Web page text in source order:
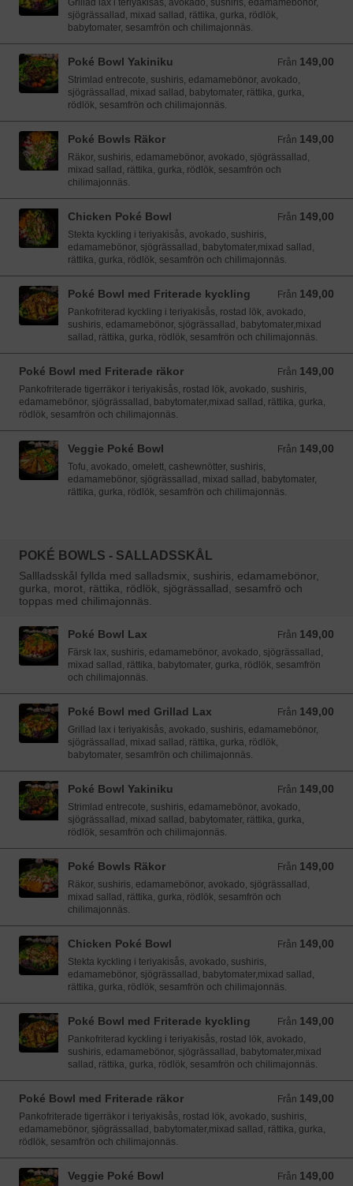
Grillad lax i teriyakisås, avokado, sushiris, edamamebönor,
sjögrässallad, mixad sallad, rättika, gurka, rödlök,
babytomater, sesamfrön och chilimajonnäs.
Poké Bowl Yakiniku Från 149,00
Från 149,00 SEK
Strimlad entrecote, sushiris, edamamebönor, avokado,
sjögrässallad, mixad sallad, babytomater, rättika, gurka,
rödlök, sesamfrön och chilimajonnäs.
Poké Bowls Räkor Från 149,00
Från 149,00 SEK
Räkor, sushiris, edamamebönor, avokado, sjögrässallad,
mixad sallad, rättika, gurka, rödlök, sesamfrön och
chilimajonnäs.
Chicken Poké Bowl Från 149,00
Från 149,00 SEK
Stekta kyckling i teriyakisås, avokado, sushiris,
edamamebönor, sjögrässallad, babytomater,mixad sallad,
rättika, gurka, rödlök, sesamfrön och chilimajonnäs.
Poké Bowl med Friterade kyckling Från 149,00
Från 149,00 SEK
Pankofriterad kyckling i teriyakisås, rostad lök, avokado,
sushiris, edamamebönor, sjögrässallad, babytomater,mixad
sallad, rättika, gurka, rödlök, sesamfrön och chilimajonnäs.
Poké Bowl med Friterade räkor Från 149,00
Från 149,00 SEK
Pankofriterade tigerräkor i teriyakisås, rostad lök, avokado, sushiris,
edamamebönor, sjögrässallad, babytomater,mixad sallad, rättika, gurka,
rödlök, sesamfrön och chilimajonnäs.
Veggie Poké Bowl Från 149,00
Från 149,00 SEK
Tofu, avokado, omelett, cashewnötter, sushiris,
edamamebönor, sjögrässallad, mixad sallad, babytomater,
rättika, gurka, rödlök, sesamfrön och chilimajonnäs.
POKÉ BOWLS - SALLADSSKÅL
Sallladsskål fyllda med salladsmix, sushiris, edamamebönor,
gurka, morot, rättika, rödlök, sjögrässallad, sesamfrö och
toppas med chilimajonnäs.
Poké Bowl Lax Från 149,00
Från 149,00 SEK
Färsk lax, sushiris, edamamebönor, avokado, sjögrässallad,
mixad sallad, rättika, babytomater, gurka, rödlök, sesamfrön
och chilimajonnäs.
Poké Bowl med Grillad Lax Från 149,00
Från 149,00 SEK
Grillad lax i teriyakisås, avokado, sushiris, edamamebönor,
sjögrässallad, mixad sallad, rättika, gurka, rödlök,
babytomater, sesamfrön och chilimajonnäs.
Poké Bowl Yakiniku Från 149,00
Från 149,00 SEK
Strimlad entrecote, sushiris, edamamebönor, avokado,
sjögrässallad, mixad sallad, babytomater, rättika, gurka,
rödlök, sesamfrön och chilimajonnäs.
Poké Bowls Räkor Från 149,00
Från 149,00 SEK
Räkor, sushiris, edamamebönor, avokado, sjögrässallad,
mixad sallad, rättika, gurka, rödlök, sesamfrön och
chilimajonnäs.
Chicken Poké Bowl Från 149,00
Från 149,00 SEK
Stekta kyckling i teriyakisås, avokado, sushiris,
edamamebönor, sjögrässallad, babytomater,mixad sallad,
rättika, gurka, rödlök, sesamfrön och chilimajonnäs.
Poké Bowl med Friterade kyckling Från 149,00
Från 149,00 SEK
Pankofriterad kyckling i teriyakisås, rostad lök, avokado,
sushiris, edamamebönor, sjögrässallad, babytomater,mixad
sallad, rättika, gurka, rödlök, sesamfrön och chilimajonnäs.
Poké Bowl med Friterade räkor Från 149,00
Från 149,00 SEK
Pankofriterade tigerräkor i teriyakisås, rostad lök, avokado, sushiris,
edamamebönor, sjögrässallad, babytomater,mixad sallad, rättika, gurka,
rödlök, sesamfrön och chilimajonnäs.
Veggie Poké Bowl Från 149,00
Från 149,00 SEK